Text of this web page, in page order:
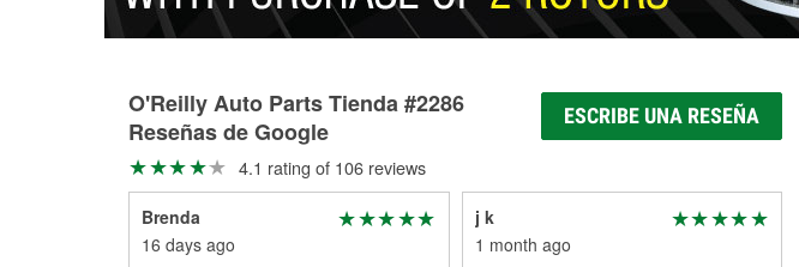
O'Reilly Auto Parts Tienda #2286
Reseñas de Google
ESCRIBE UNA RESEÑA
4.1 rating of 106 reviews
Brenda
16 days ago
j k
1 month ago